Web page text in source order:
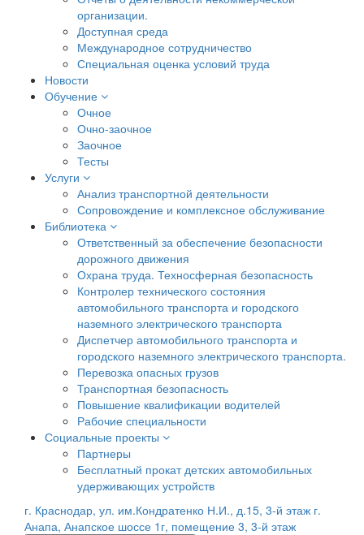
организации.
Доступная среда
Международное сотрудничество
Специальная оценка условий труда
Новости
Обучение
Очное
Очно-заочное
Заочное
Тесты
Услуги
Анализ транспортной деятельности
Сопровождение и комплексное обслуживание
Библиотека
Ответственный за обеспечение безопасности
дорожного движения
Охрана труда. Техносферная безопасность
Контролер технического состояния
автомобильного транспорта и городского
наземного электрического транспорта
Диспетчер автомобильного транспорта и
городского наземного электрического транспорта.
Перевозка опасных грузов
Транспортная безопасность
Повышение квалификации водителей
Рабочие специальности
Социальные проекты
Партнеры
Бесплатный прокат детских автомобильных
удерживающих устройств
г. Краснодар, ул. им.Кондратенко Н.И., д.15, 3-й этаж г.
Анапа, Анапское шоссе 1г, помещение 3, 3-й этаж